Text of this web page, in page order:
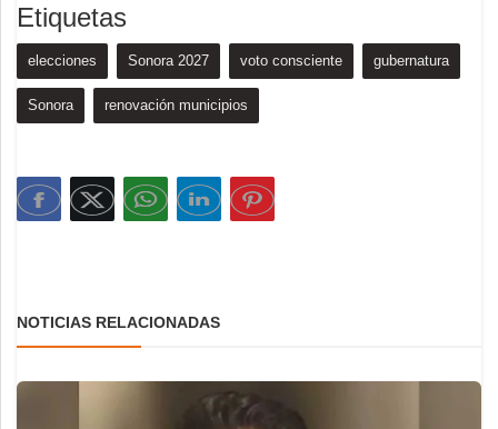
Etiquetas
elecciones Sonora 2027 voto consciente gubernatura
Sonora renovación municipios
NOTICIAS RELACIONADAS